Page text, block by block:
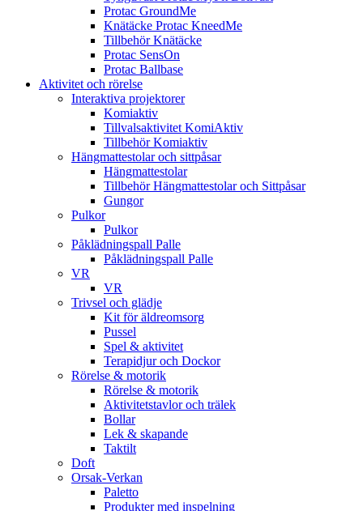
Protac GroundMe
Knätäcke Protac KneedMe
Tillbehör Knätäcke
Protac SensOn
Protac Ballbase
Aktivitet och rörelse
Interaktiva projektorer
Komiaktiv
Tillvalsaktivitet KomiAktiv
Tillbehör Komiaktiv
Hängmattestolar och sittpåsar
Hängmattestolar
Tillbehör Hängmattestolar och Sittpåsar
Gungor
Pulkor
Pulkor
Påklädningspall Palle
Påklädningspall Palle
VR
VR
Trivsel och glädje
Kit för äldreomsorg
Pussel
Spel & aktivitet
Terapidjur och Dockor
Rörelse & motorik
Rörelse & motorik
Aktivitetstavlor och trälek
Bollar
Lek & skapande
Taktilt
Doft
Orsak-Verkan
Paletto
Produkter med inspelning